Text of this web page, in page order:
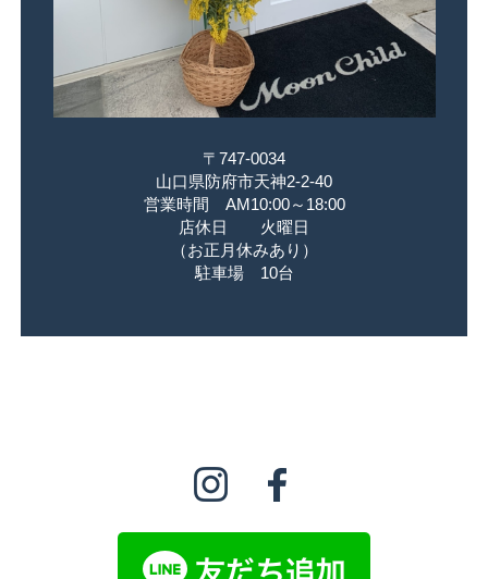
〒747-0034
山口県防府市天神2-2-40
営業時間 AM10:00～18:00
店休日 火曜日
（お正月休みあり）
駐車場 10台